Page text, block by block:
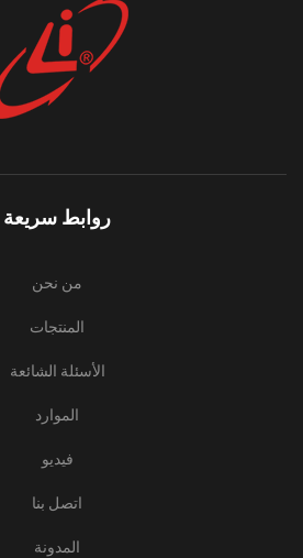
روابط سريعة
من نحن
المنتجات
الأسئلة الشائعة
الموارد
فيديو
اتصل بنا
المدونة